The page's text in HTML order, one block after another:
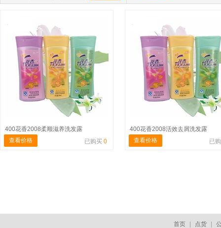
400花香2008柔顺滋养洗发露
查看价格
已购买 0
400花香2008活效去屑洗发露
查看价格
已
首页 点货